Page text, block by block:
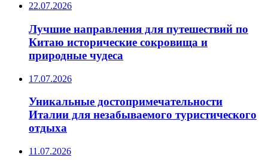
22.07.2026
Лучшие направления для путешествий по
Китаю исторические сокровища и
природные чудеса
17.07.2026
Уникальные достопримечательности
Италии для незабываемого туристического
отдыха
11.07.2026